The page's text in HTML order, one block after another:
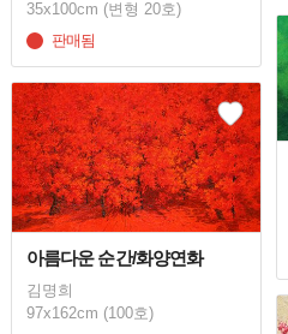
35x100cm (변형 20호)
판매됨
아름다운 순간/화양연화
김명희
97x162cm (100호)